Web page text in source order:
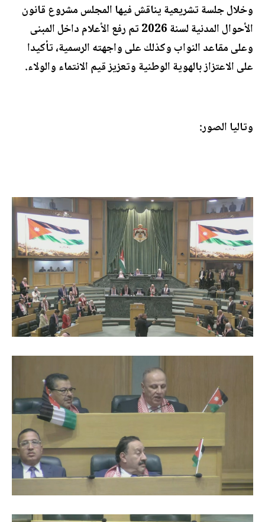
وخلال جلسة تشريعية يناقش فيها المجلس مشروع قانون
الأحوال المدنية لسنة 2026 تم رفع الأعلام داخل المبنى
وعلى مقاعد النواب وكذلك على واجهته الرسمية، تأكيدا
على الاعتزاز بالهوية الوطنية وتعزيز قيم الانتماء والولاء.
وتاليا الصور: